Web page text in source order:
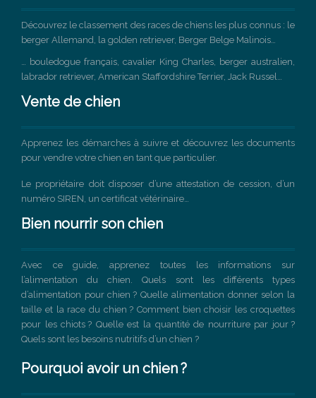
Découvrez le classement des races de chiens les plus connus : le
berger Allemand, la golden retriever, Berger Belge Malinois…
… bouledogue français, cavalier King Charles, berger australien,
labrador retriever, American Staffordshire Terrier, Jack Russel…
Vente de chien
Apprenez les démarches à suivre et découvrez les documents
pour vendre votre chien en tant que particulier.
Le propriétaire doit disposer d’une attestation de cession, d’un
numéro SIREN, un certificat vétérinaire…
Bien nourrir son chien
Avec ce guide, apprenez toutes les informations sur
l’alimentation du chien. Quels sont les différents types
d’alimentation pour chien ? Quelle alimentation donner selon la
taille et la race du chien ? Comment bien choisir les croquettes
pour les chiots ? Quelle est la quantité de nourriture par jour ?
Quels sont les besoins nutritifs d’un chien ?
Pourquoi avoir un chien ?